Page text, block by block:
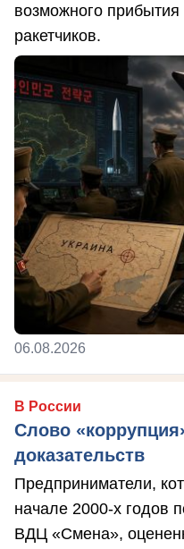
возможного
ракетчиков.
06.08.2026
В России
Слово
доказательств
Предприниматели,
начале 2000-х годов
ВДЦ «Смена»,